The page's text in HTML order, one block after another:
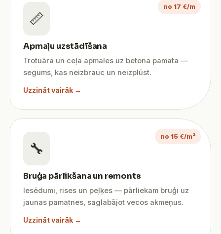
no 17 €/m
📏
Apmaļu uzstādīšana
Trotuāra un ceļa apmales uz betona pamata —
segums, kas neizbrauc un neizplūst.
Uzzināt vairāk →
no 15 €/m²
🔧
Bruģa pārlikšana un remonts
Iesēdumi, rises un peļķes — pārliekam bruģi uz
jaunas pamatnes, saglabājot vecos akmeņus.
Uzzināt vairāk →